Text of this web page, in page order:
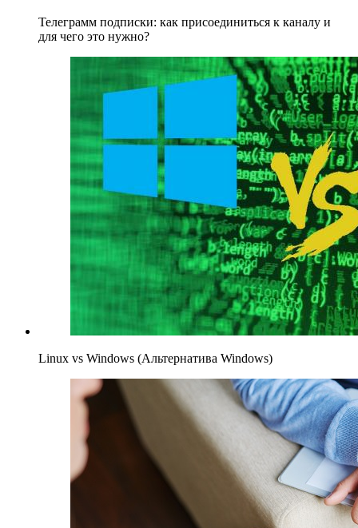
Телеграмм подписки: как присоединиться к каналу и
для чего это нужно?
Linux vs Windows (Альтернатива Windows)